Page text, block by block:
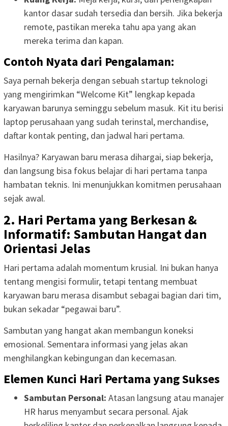
kantor dasar sudah tersedia dan bersih. Jika bekerja
remote, pastikan mereka tahu apa yang akan
mereka terima dan kapan.
Contoh Nyata dari Pengalaman:
Saya pernah bekerja dengan sebuah startup teknologi
yang mengirimkan “Welcome Kit” lengkap kepada
karyawan barunya seminggu sebelum masuk. Kit itu berisi
laptop perusahaan yang sudah terinstal, merchandise,
daftar kontak penting, dan jadwal hari pertama.
Hasilnya? Karyawan baru merasa dihargai, siap bekerja,
dan langsung bisa fokus belajar di hari pertama tanpa
hambatan teknis. Ini menunjukkan komitmen perusahaan
sejak awal.
2. Hari Pertama yang Berkesan &
Informatif: Sambutan Hangat dan
Orientasi Jelas
Hari pertama adalah momentum krusial. Ini bukan hanya
tentang mengisi formulir, tetapi tentang membuat
karyawan baru merasa disambut sebagai bagian dari tim,
bukan sekadar “pegawai baru”.
Sambutan yang hangat akan membangun koneksi
emosional. Sementara informasi yang jelas akan
menghilangkan kebingungan dan kecemasan.
Elemen Kunci Hari Pertama yang Sukses
Sambutan Personal: Atasan langsung atau manajer
HR harus menyambut secara personal. Ajak